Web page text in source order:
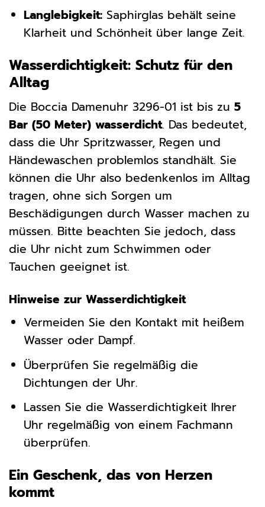
Langlebigkeit:Saphirglas behält seine
Klarheit und Schönheit über lange Zeit.
Wasserdichtigkeit: Schutz für den
Alltag
Die Boccia Damenuhr 3296-01 ist bis zu 5
Bar (50 Meter) wasserdicht. Das bedeutet,
dass die Uhr Spritzwasser, Regen und
Händewaschen problemlos standhält. Sie
können die Uhr also bedenkenlos im Alltag
tragen, ohne sich Sorgen um
Beschädigungen durch Wasser machen zu
müssen. Bitte beachten Sie jedoch, dass
die Uhr nicht zum Schwimmen oder
Tauchen geeignet ist.
Hinweise zur Wasserdichtigkeit
Vermeiden Sie den Kontakt mit heißem
Wasser oder Dampf.
Überprüfen Sie regelmäßig die
Dichtungen der Uhr.
Lassen Sie die Wasserdichtigkeit Ihrer
Uhr regelmäßig von einem Fachmann
überprüfen.
Ein Geschenk, das von Herzen
kommt